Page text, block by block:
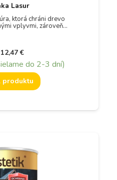
Lasur
ktorá chráni drevo
vplyvmi, zároveň…
12,47€
do 2-3 dní)
produktu